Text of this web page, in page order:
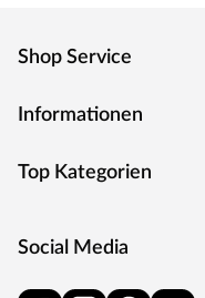
Shop Service
Informationen
Top Kategorien
Social Media